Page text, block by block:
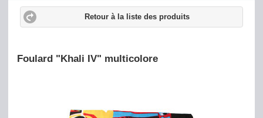
Retour à la liste des produits
Foulard "Khali IV" multicolore